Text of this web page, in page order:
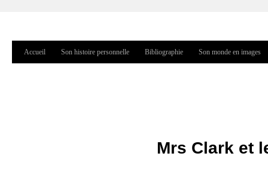
Menu principal
Accueil Son histoire personnelle Bibliographie Son monde en images
Mrs Clark et